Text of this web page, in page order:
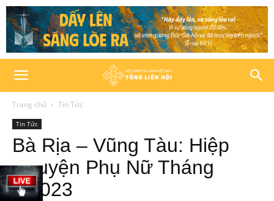
Trang chủ Tin Tức
Tin Tức
Bà Rịa – Vũng Tàu: Hiệp
Nguyện Phụ Nữ Tháng
8/2023